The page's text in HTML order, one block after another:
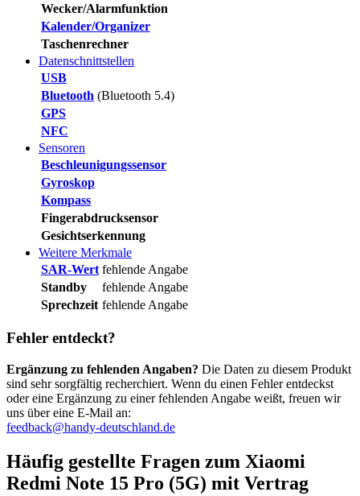
Wecker/Alarmfunktion
Kalender/Organizer
Taschenrechner
Datenschnittstellen
USB
Bluetooth (Bluetooth 5.4)
GPS
NFC
Sensoren
Beschleunigungssensor
Gyroskop
Kompass
Fingerabdrucksensor
Gesichtserkennung
Weitere Merkmale
SAR-Wert fehlende Angabe
Standby
fehlende Angabe
Sprechzeit fehlende Angabe
Fehler entdeckt?
Ergänzung zu fehlenden Angaben? Die Daten zu diesem Produkt
sind sehr sorgfältig recherchiert. Wenn du einen Fehler entdeckst
oder eine Ergänzung zu einer fehlenden Angabe weißt, freuen wir
uns über eine E-Mail an:
feedback@handy-deutschland.de
Häufig gestellte Fragen zum Xiaomi
Redmi Note 15 Pro (5G) mit Vertrag